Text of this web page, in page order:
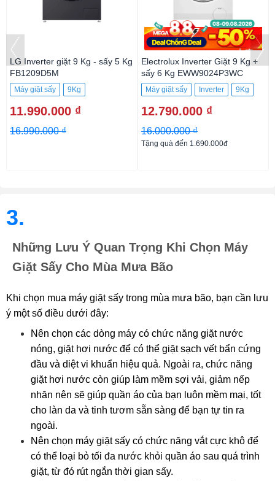
LG Inverter giặt 9 Kg - sấy 5 Kg
FB1209D5M
Máy giặt sấy 9Kg
11.990.000 ₫
16.990.000 ₫
Electrolux Inverter Giặt 9 Kg +
sấy 6 Kg EWW9024P3WC
Máy giặt sấy Inverter 9Kg
12.790.000 ₫
16.000.000 ₫
Tặng quà đến 1.690.000đ
3.
Những Lưu Ý Quan Trọng Khi Chọn Máy
Giặt Sấy Cho Mùa Mưa Bão
Khi chọn mua máy giặt sấy trong mùa mưa bão, bạn cần lưu
ý một số điều dưới đây:
Nên chọn các dòng máy có chức năng giặt nước
nóng, giặt hơi nước để có thể giặt sạch vết bẩn cứng
đầu và diệt vi khuẩn hiệu quả. Ngoài ra, chức năng
giặt hơi nước còn giúp làm mềm sợi vải, giảm nếp
nhăn nên sẽ giúp quần áo của bạn luôn mềm mại, tốt
cho làn da và tinh tươm sẵn sàng để bạn tự tin ra
ngoài.
Nên chọn máy giặt sấy có chức năng vắt cực khô để
có thể loại bỏ tối đa nước khỏi quần áo sau quá trình
giặt, từ đó rút ngắn thời gian sấy.